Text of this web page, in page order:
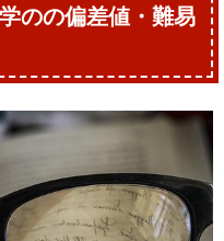
のの偏差値・難易